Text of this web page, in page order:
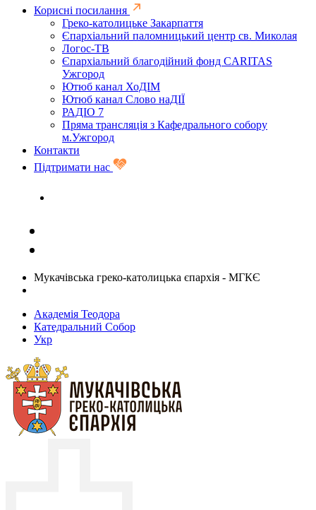
Корисні посилання
Греко-католицьке Закарпаття
Єпархіальний паломницький центр св. Миколая
Логос-ТВ
Єпархіальний благодійний фонд CARITAS
Ужгород
Ютюб канал ХоДІМ
Ютюб канал Слово наДІЇ
РАДІО 7
Пряма трансляція з Кафедрального собору
м.Ужгород
Контакти
Підтримати нас
Мукачівська греко-католицька єпархія - МГКЄ
Академія Теодора
Катедральний Собор
Укр